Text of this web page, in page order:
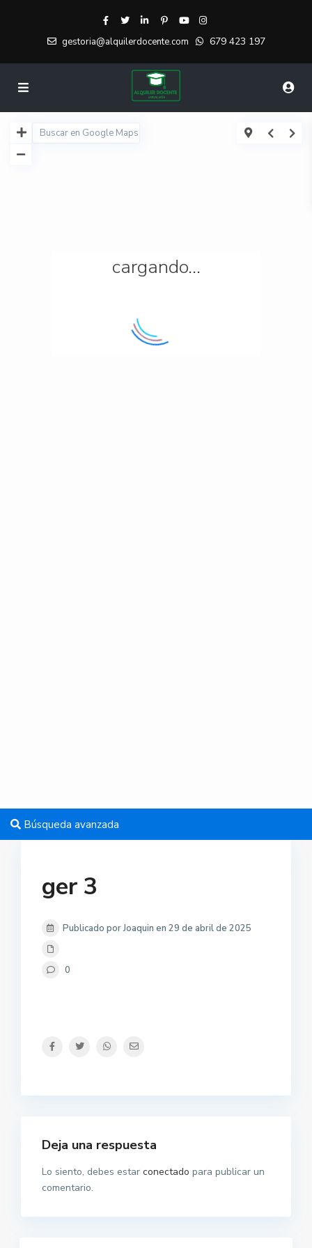
gestoria@alquilerdocente.com 679 423 197
cargando...
Búsqueda avanzada
ger 3
Publicado por Joaquin en 29 de abril de 2025
0
Deja una respuesta
Lo siento, debes estar conectado para publicar un
comentario.